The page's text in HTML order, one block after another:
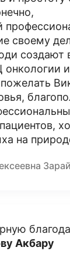
своему
создают
онкологии
на
Акбару